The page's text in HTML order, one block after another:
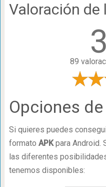
Valoración de
89
Opciones
Si quieres puedes
formato APKpara Android.
las diferentes
tenemos disponibles: